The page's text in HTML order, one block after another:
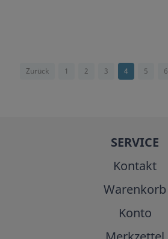
Zurück 1 2 3 4 5 6
SERVICE
Kontakt
Warenkorb
Konto